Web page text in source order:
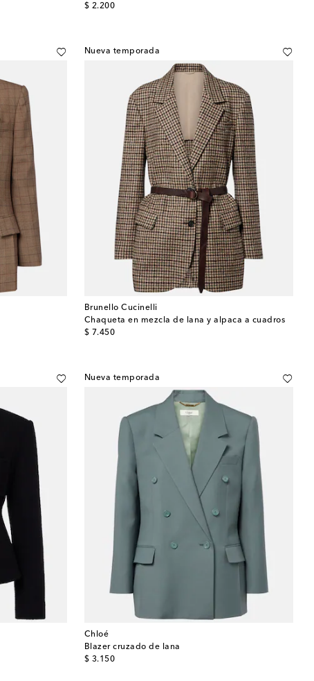
$ 2.200
original price
Nueva temporada
Brunello Cucinelli
Chaqueta en mezcla de lana y alpaca a cuadros
$ 7.450
original price
Nueva temporada
Chloé
Blazer cruzado de lana
$ 3.150
original price